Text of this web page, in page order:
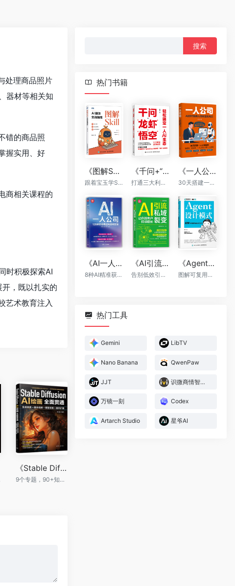
处理商品照片
器材等相关知
错的商品照
握实用、好
商相关课程的
时积极探索AI
开，既以扎实的
艺术教育注入
《Stable Diffusion AI绘画全面贯通：生成参数+提示词库+模型训练+插件扩展》
9个专题，90+知识点，80+案例，110多分钟视频，70+AI绘画提示词，150+素材效果文件
热门书籍
《图解Skill：AI提效实战指南》
跟着宝玉学Skill，让你的AI自动出活
《千问+“龙虾”+“悟空”：轻松搞定一人AI生态》
打通三大利器，千问提示词，OpenClaw自动执行，“悟空”全能落地
《一人公司：AI时代普通人的财富新风口》
30天搭建一人公司框架
《AI一人公司：128种商业模式与盈利实操》
8种AI精准获客方法+全程运营辅助，让你一个人活成一支团队
《AI引流私域裂变：让你的客户持续增长》
告别低效引流，AI帮你轻松实现裂变
《Agent设计模式》
图解可复用智能体架构
热门工具
Gemini LibTV
Nano Banana QwenPaw
JJT 识微商情智能体
万镜一刻 Codex
Artarch Studio 星爷AI